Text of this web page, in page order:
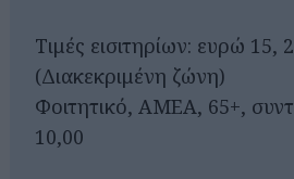
Τιμές εισιτηρίων: ευρώ 15,
(Διακεκριμένη ζώνη)
Φοιτητικό, AMEA, 65+,
10,00